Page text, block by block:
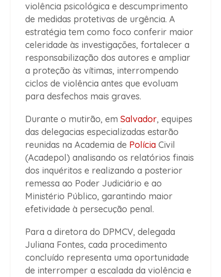
violência psicológica e descumprimento
de medidas protetivas de urgência. A
estratégia tem como foco conferir maior
celeridade às investigações, fortalecer a
responsabilização dos autores e ampliar
a proteção às vítimas, interrompendo
ciclos de violência antes que evoluam
para desfechos mais graves.
Durante o mutirão, em Salvador, equipes
das delegacias especializadas estarão
reunidas na Academia de Polícia Civil
(Acadepol) analisando os relatórios finais
dos inquéritos e realizando a posterior
remessa ao Poder Judiciário e ao
Ministério Público, garantindo maior
efetividade à persecução penal.
Para a diretora do DPMCV, delegada
Juliana Fontes, cada procedimento
concluído representa uma oportunidade
de interromper a escalada da violência e